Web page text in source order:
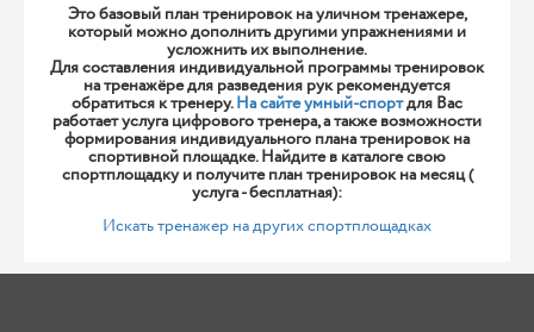
Это базовый план тренировок на уличном тренажере,
который можно дополнить другими упражнениями и
усложнить их выполнение.
Для составления индивидуальной программы тренировок
на тренажёре для разведения рук рекомендуется
обратиться к тренеру.На сайте умный-спортдля Вас
работает услуга цифрового тренера, а также возможности
формирования индивидуального плана тренировок на
спортивной площадке. Найдите в каталоге свою
спортплощадку и получите план тренировок на месяц (
услуга - бесплатная):
Искать тренажер на других спортплощадках